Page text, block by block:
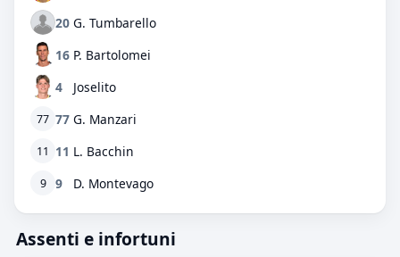
20 G. Tumbarello
16 P. Bartolomei
4
Joselito
77 77 G. Manzari
11 11 L. Bacchin
9 9 D. Montevago
Assenti e infortuni